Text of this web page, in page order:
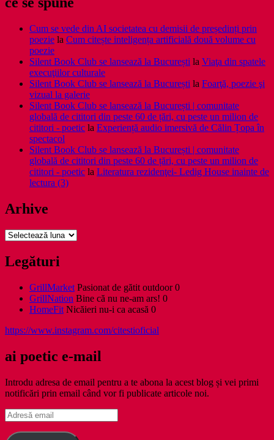
Cum se vede din AI societatea cu demisii de președinți prin
poezie la Cum citește inteligența artificială două volume cu
poezie
Silent Book Club se lansează la București la Viaţa din spatele
execuţiilor culturale
Silent Book Club se lansează la București la Foarţă, poezie şi
vizual la galerie
Silent Book Club se lansează la București | comunitate
globală de cititori din peste 60 de țări, cu peste un milion de
cititori - poetic la Experiență audio imersivă de Călin Țopa în
spectacol
Silent Book Club se lansează la București | comunitate
globală de cititori din peste 60 de țări, cu peste un milion de
cititori - poetic la Literatura rezidenţei- Ledig House inainte de
lectura (3)
Arhive
Arhive
Legături
GrillMarket Pasionat de gătit outdoor 0
GrillNation Bine că nu ne-am ars! 0
HomeFit Nicăieri nu-i ca acasă 0
https://www.instagram.com/citestioficial
ai poetic e-mail
Introdu adresa de email pentru a te abona la acest blog și vei primi
notificări prin email când vor fi publicate articole noi.
Adresă
email